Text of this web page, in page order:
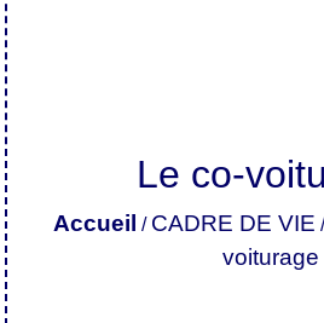
Le co-
Accueil / CADRE DE VIE
voiturage